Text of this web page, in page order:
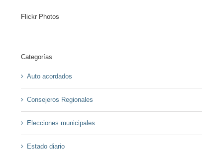
Flickr Photos
Categorías
Auto acordados
Consejeros Regionales
Elecciones municipales
Estado diario